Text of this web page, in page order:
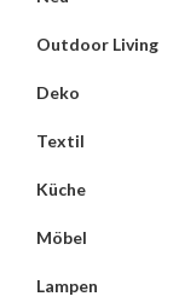
Outdoor Living
Deko
Textil
Küche
Möbel
Lampen